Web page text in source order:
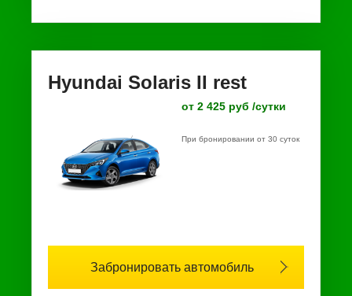
Hyundai Solaris II rest
от 2 425 руб /сутки
При бронировании от 30 суток
Забронировать автомобиль